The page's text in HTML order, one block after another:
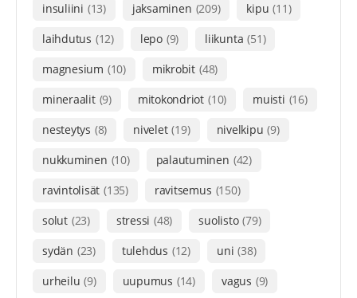
insuliini (13) jaksaminen (209) kipu (11)
laihdutus (12) lepo (9) liikunta (51)
magnesium (10) mikrobit (48)
mineraalit (9) mitokondriot (10) muisti (16)
nesteytys (8) nivelet (19) nivelkipu (9)
nukkuminen (10) palautuminen (42)
ravintolisät (135) ravitsemus (150)
solut (23) stressi (48) suolisto (79)
sydän (23) tulehdus (12) uni (38)
urheilu (9) uupumus (14) vagus (9)